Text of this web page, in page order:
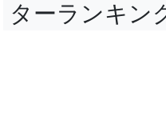
ターランキン